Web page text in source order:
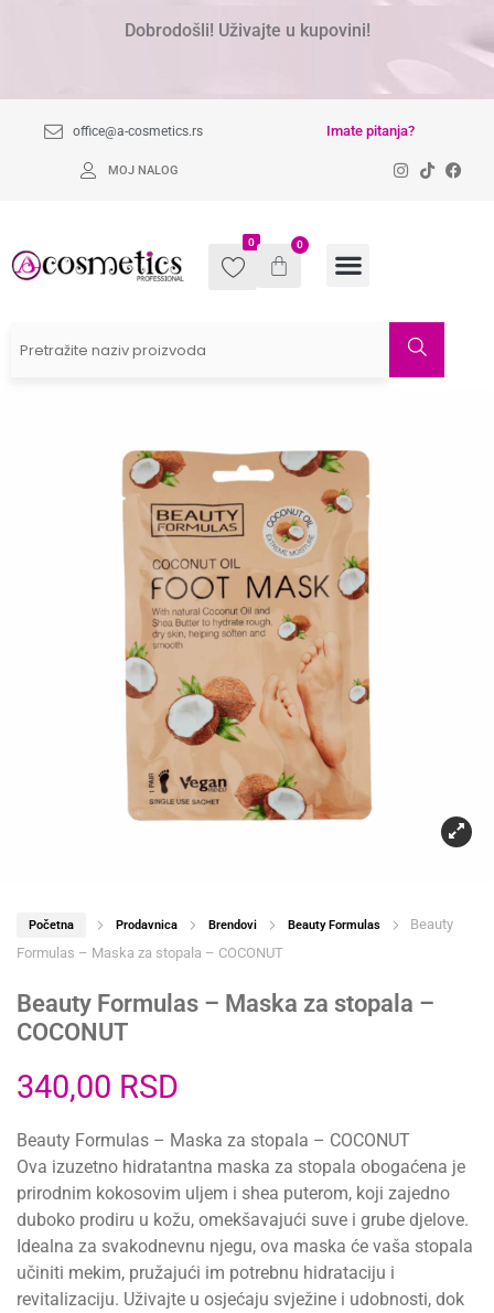
Dobrodošli! Uživajte u kupovini!
office@a-cosmetics.rs Imate pitanja?
MOJ NALOG
0 0
Početna Prodavnica Brendovi Beauty Formulas
Beauty
Formulas – Maska za stopala – COCONUT
Beauty Formulas – Maska za stopala –
COCONUT
340,00 RSD
Beauty Formulas – Maska za stopala – COCONUT
Ova izuzetno hidratantna maska za stopala obogaćena je
prirodnim kokosovim uljem i shea puterom, koji zajedno
duboko prodiru u kožu, omekšavajući suve i grube djelove.
Idealna za svakodnevnu njegu, ova maska će vaša stopala
učiniti mekim, pružajući im potrebnu hidrataciju i
revitalizaciju. Uživajte u osjećaju svježine i udobnosti, dok